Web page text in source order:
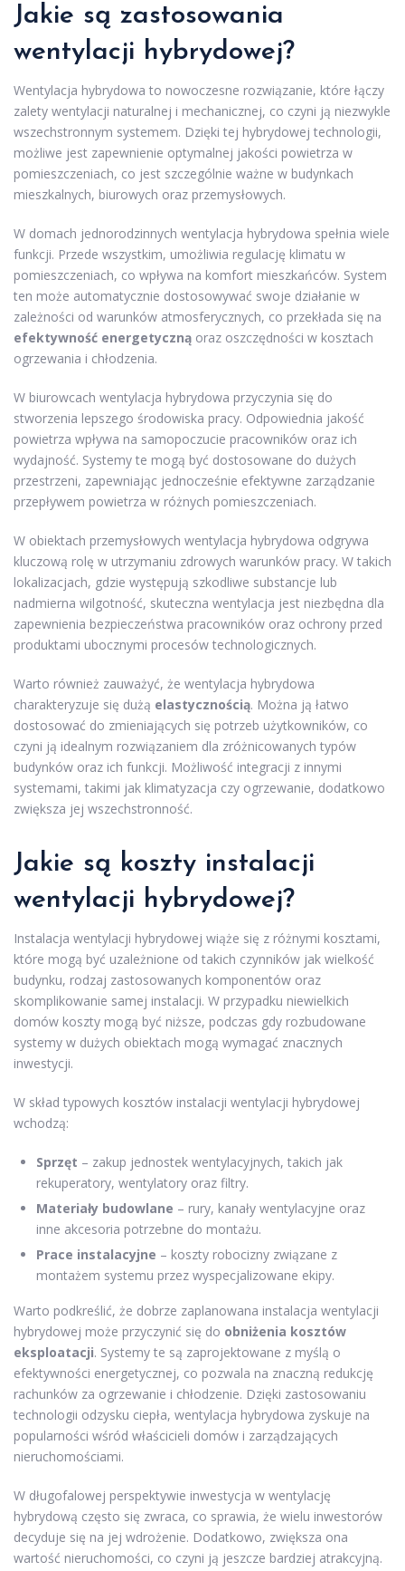
Jakie są zastosowania
wentylacji hybrydowej?
Wentylacja hybrydowa to nowoczesne rozwiązanie, które łączy
zalety wentylacji naturalnej i mechanicznej, co czyni ją niezwykle
wszechstronnym systemem. Dzięki tej hybrydowej technologii,
możliwe jest zapewnienie optymalnej jakości powietrza w
pomieszczeniach, co jest szczególnie ważne w budynkach
mieszkalnych, biurowych oraz przemysłowych.
W domach jednorodzinnych wentylacja hybrydowa spełnia wiele
funkcji. Przede wszystkim, umożliwia regulację klimatu w
pomieszczeniach, co wpływa na komfort mieszkańców. System
ten może automatycznie dostosowywać swoje działanie w
zależności od warunków atmosferycznych, co przekłada się na
efektywność energetyczną oraz oszczędności w kosztach
ogrzewania i chłodzenia.
W biurowcach wentylacja hybrydowa przyczynia się do
stworzenia lepszego środowiska pracy. Odpowiednia jakość
powietrza wpływa na samopoczucie pracowników oraz ich
wydajność. Systemy te mogą być dostosowane do dużych
przestrzeni, zapewniając jednocześnie efektywne zarządzanie
przepływem powietrza w różnych pomieszczeniach.
W obiektach przemysłowych wentylacja hybrydowa odgrywa
kluczową rolę w utrzymaniu zdrowych warunków pracy. W takich
lokalizacjach, gdzie występują szkodliwe substancje lub
nadmierna wilgotność, skuteczna wentylacja jest niezbędna dla
zapewnienia bezpieczeństwa pracowników oraz ochrony przed
produktami ubocznymi procesów technologicznych.
Warto również zauważyć, że wentylacja hybrydowa
charakteryzuje się dużą elastycznością. Można ją łatwo
dostosować do zmieniających się potrzeb użytkowników, co
czyni ją idealnym rozwiązaniem dla zróżnicowanych typów
budynków oraz ich funkcji. Możliwość integracji z innymi
systemami, takimi jak klimatyzacja czy ogrzewanie, dodatkowo
zwiększa jej wszechstronność.
Jakie są koszty instalacji
wentylacji hybrydowej?
Instalacja wentylacji hybrydowej wiąże się z różnymi kosztami,
które mogą być uzależnione od takich czynników jak wielkość
budynku, rodzaj zastosowanych komponentów oraz
skomplikowanie samej instalacji. W przypadku niewielkich
domów koszty mogą być niższe, podczas gdy rozbudowane
systemy w dużych obiektach mogą wymagać znacznych
inwestycji.
W skład typowych kosztów instalacji wentylacji hybrydowej
wchodzą:
Sprzęt – zakup jednostek wentylacyjnych, takich jak
rekuperatory, wentylatory oraz filtry.
Materiały budowlane – rury, kanały wentylacyjne oraz
inne akcesoria potrzebne do montażu.
Prace instalacyjne – koszty robocizny związane z
montażem systemu przez wyspecjalizowane ekipy.
Warto podkreślić, że dobrze zaplanowana instalacja wentylacji
hybrydowej może przyczynić się do obniżenia kosztów
eksploatacji. Systemy te są zaprojektowane z myślą o
efektywności energetycznej, co pozwala na znaczną redukcję
rachunków za ogrzewanie i chłodzenie. Dzięki zastosowaniu
technologii odzysku ciepła, wentylacja hybrydowa zyskuje na
popularności wśród właścicieli domów i zarządzających
nieruchomościami.
W długofalowej perspektywie inwestycja w wentylację
hybrydową często się zwraca, co sprawia, że wielu inwestorów
decyduje się na jej wdrożenie. Dodatkowo, zwiększa ona
wartość nieruchomości, co czyni ją jeszcze bardziej atrakcyjną.